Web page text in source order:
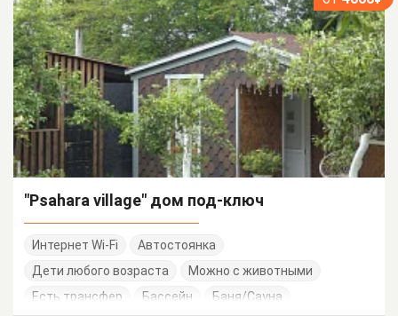
"Psahara village" дом под-ключ
Интернет Wi-Fi
Автостоянка
Дети любого возраста
Можно с животными
Есть трансфер
Бассейн
Баня/Сауна